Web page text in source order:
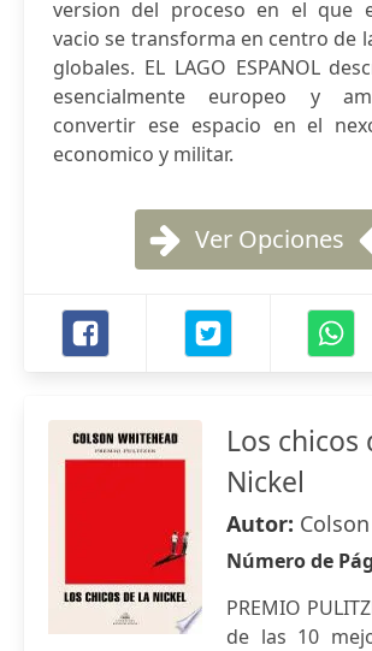
version del proceso en el que
vacio se transforma en centro de
globales. EL LAGO ESPANOL
esencialmente europeo y
convertir ese espacio en el
economico y militar.
Ver Opciones
Los chicos
Nickel
Autor:
Número de
PREMIO
de las 10